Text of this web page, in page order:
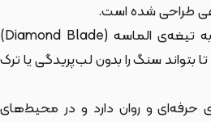
طراحی شده است.
این دستگاه معمولاً مجهز به تیغه‌ی الماسه (Diamond Blade)
بتواند سنگ را بدون لب‌پریدگی یا ترک
حرفه‌ای و روان دارد و در محیط‌های